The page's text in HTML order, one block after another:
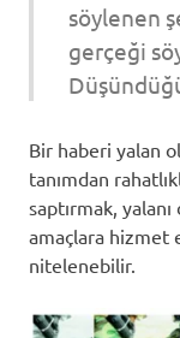
söylenen
gerçeği
Bir haberi yalan
tanımdan
saptırmak,
amaçlara hizmet
nitelenebilir.